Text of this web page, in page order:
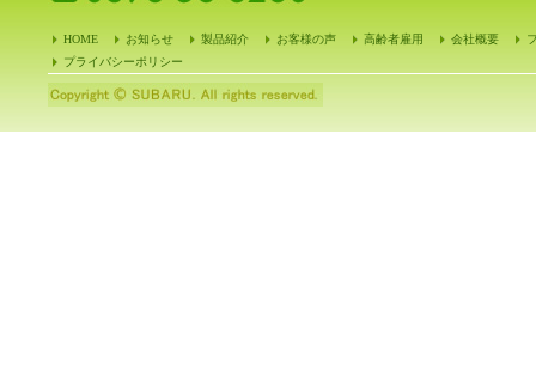
HOME お知らせ 製品紹介 お客様の声 高齢者雇用 会社概要
プライバシーポリシー